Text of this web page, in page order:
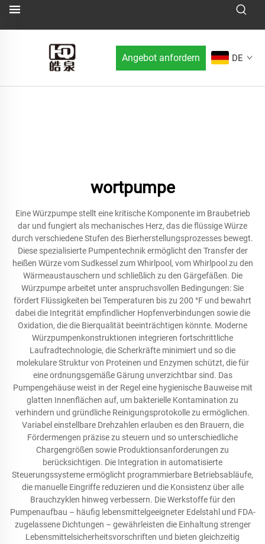
Angebot anfordern DE
wortpumpe
Eine Würzpumpe stellt eine kritische Komponente im Braubetrieb
dar und fungiert als mechanisches Herz, das die flüssige Würze
durch verschiedene Stufen des Bierherstellungsprozesses bewegt.
Diese spezialisierte Pumpentechnik ermöglicht den Transfer der
heißen Würze vom Sudkessel zum Whirlpool, vom Whirlpool zu den
Wärmeaustauschern und schließlich zu den Gärgefäßen. Die
Würzpumpe arbeitet unter anspruchsvollen Bedingungen: Sie
fördert Flüssigkeiten bei Temperaturen bis zu 200 °F und bewahrt
dabei die Integrität empfindlicher Hopfenverbindungen sowie die
Oxidation, die die Bierqualität beeinträchtigen könnte. Moderne
Würzpumpenkonstruktionen integrieren fortschrittliche
Laufradtechnologie, die Scherkräfte minimiert und so die
molekulare Struktur von Proteinen und Enzymen schützt, die für
eine ordnungsgemäße Gärung unverzichtbar sind. Das
Pumpengehäuse weist in der Regel eine hygienische Bauweise mit
glatten Innenflächen auf, um bakterielle Kontamination zu
verhindern und gründliche Reinigungsprotokolle zu ermöglichen.
Variabel einstellbare Drehzahlen erlauben es den Brauern, die
Fördermengen präzise zu steuern und so unterschiedliche
Chargengrößen sowie Produktionsanforderungen zu
berücksichtigen. Die Integration in automatisierte
Steuerungssysteme ermöglicht programmierbare Betriebsabläufe,
die manuelle Eingriffe reduzieren und die Konsistenz über alle
Brauchzyklen hinweg verbessern. Die Werkstoffe für den
Pumpenaufbau – häufig lebensmittelgeeigneter Edelstahl und FDA-
zugelassene Dichtungen – gewährleisten die Einhaltung strenger
Lebensmittelsicherheitsvorschriften und bieten gleichzeitig